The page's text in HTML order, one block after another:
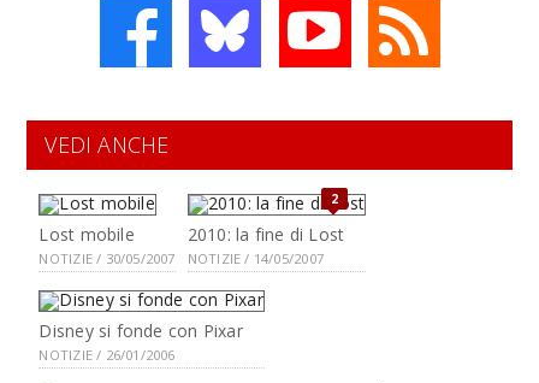
VEDI ANCHE
Lost mobile
NOTIZIE / 30/05/2007
2
2010: la fine di Lost
NOTIZIE / 14/05/2007
Disney si fonde con Pixar
NOTIZIE / 26/01/2006